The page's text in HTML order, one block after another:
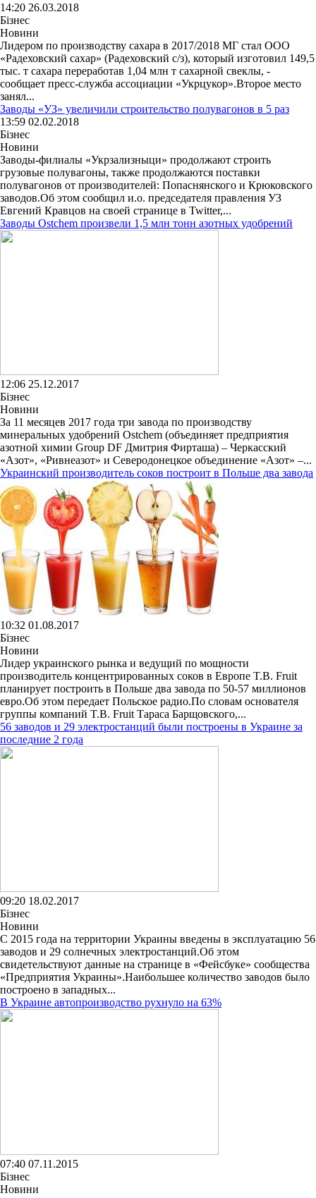
14:20 26.03.2018
Бізнес
Новини
Лидером по производству сахара в 2017/2018 МГ стал ООО
«Радеховский сахар» (Радеховский с/з), который изготовил 149,5
тыс. т сахара переработав 1,04 млн т сахарной свеклы, -
сообщает пресс-служба ассоциации «Укрцукор».Второе место
занял...
Заводы «УЗ» увеличили строительство полувагонов в 5 раз
13:59 02.02.2018
Бізнес
Новини
Заводы-филиалы «Укрзализныци» продолжают строить
грузовые полувагоны, также продолжаются поставки
полувагонов от производителей: Попаснянского и Крюковского
заводов.Об этом сообщил и.о. председателя правления УЗ
Евгений Кравцов на своей странице в Twitter,...
Заводы Ostchem произвели 1,5 млн тонн азотных удобрений
12:06 25.12.2017
Бізнес
Новини
За 11 месяцев 2017 года три завода по производству
минеральных удобрений Ostchem (объединяет предприятия
азотной химии Group DF Дмитрия Фирташа) – Черкасский
«Азот», «Ривнеазот» и Северодонецкое объединение «Азот» –...
Украинский производитель соков построит в Польше два завода
10:32 01.08.2017
Бізнес
Новини
Лидер украинского рынка и ведущий по мощности
производитель концентрированных соков в Европе T.B. Fruit
планирует построить в Польше два завода по 50-57 миллионов
евро.Об этом передает Польское радио.По словам основателя
группы компаний T.B. Fruit Тараса Барщовского,...
56 заводов и 29 электростанций были построены в Украине за
последние 2 года
09:20 18.02.2017
Бізнес
Новини
С 2015 года на территории Украины введены в эксплуатацию 56
заводов и 29 солнечных электростанций.Об этом
свидетельствуют данные на странице в «Фейсбуке» сообщества
«Предприятия Украины».Наибольшее количество заводов было
построено в западных...
В Украине автопроизводство рухнуло на 63%
07:40 07.11.2015
Бізнес
Новини